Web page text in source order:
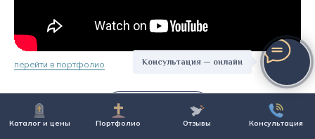
Каталог и цены Портфолио Отзывы Консультация
Консультация — онлайн
перейти в портфолио
Показать ещё